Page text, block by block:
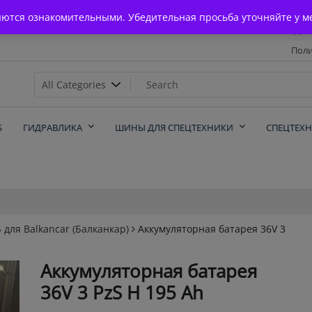
ознакомительными. Убедительная просьба уточняйте у
ГИДРАВЛИКА ШИНЫ ДЛЯ СПЕЦТЕХНИКИ
Balkanсar (Балканкар)
Аккумуляторная батарея 36V 3
Аккумуляторная батарея
36V 3 PzS Н 195 Ah